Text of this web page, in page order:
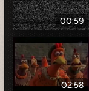
00:59
02:58